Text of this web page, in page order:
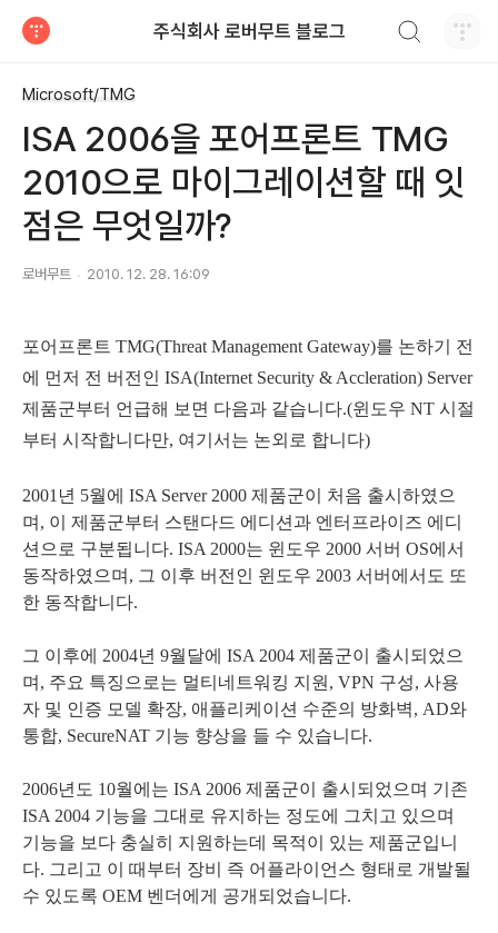
주식회사 로버무트 블로그
Microsoft/TMG
ISA 2006을 포어프론트 TMG
2010으로 마이그레이션할 때 잇
점은 무엇일까?
로버무트 2010. 12. 28. 16:09
포어프론트 TMG(Threat Management Gateway)를 논하기 전
에 먼저 전 버전인 ISA(Internet Security & Accleration) Server
제품군부터 언급해 보면 다음과 같습니다.(윈도우 NT 시절
부터 시작합니다만, 여기서는 논외로 합니다)
2001년 5월에 ISA Server 2000 제품군이 처음 출시하였으
며, 이 제품군부터 스탠다드 에디션과 엔터프라이즈 에디
션으로 구분됩니다. ISA 2000는 윈도우 2000 서버 OS에서
동작하였으며, 그 이후 버전인 윈도우 2003 서버에서도 또
한 동작합니다.
그 이후에 2004년 9월달에 ISA 2004 제품군이 출시되었으
며, 주요 특징으로는 멀티네트워킹 지원, VPN 구성, 사용
자 및 인증 모델 확장, 애플리케이션 수준의 방화벽, AD와
통합, SecureNAT 기능 향상을 들 수 있습니다.
2006년도 10월에는 ISA 2006 제품군이 출시되었으며 기존
ISA 2004 기능을 그대로 유지하는 정도에 그치고 있으며
기능을 보다 충실히 지원하는데 목적이 있는 제품군입니
다. 그리고 이 때부터 장비 즉 어플라이언스 형태로 개발될
수 있도록 OEM 벤더에게 공개되었습니다.